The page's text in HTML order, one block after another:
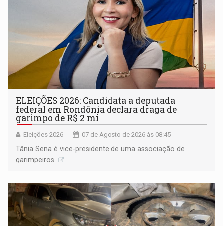
ELEIÇÕES 2026: Candidata a deputada
federal em Rondônia declara draga de
garimpo de R$ 2 mi
Eleições 2026 07 de Agosto de 2026 às 08:45
Tânia Sena é vice-presidente de uma associação de
garimpeiros